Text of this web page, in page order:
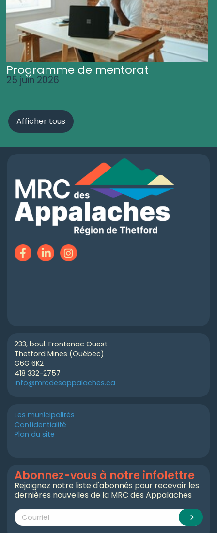
Programme de mentorat
25 juin 2026
Afficher tous
233, boul. Frontenac Ouest
Thetford Mines (Québec)
G6G 6K2
418 332-2757
info@mrcdesappalaches.ca
Les municipalités
Confidentialité
Plan du site
Abonnez-vous à notre infolettre
Rejoignez notre liste d'abonnés pour recevoir les
dernières nouvelles de la MRC des Appalaches